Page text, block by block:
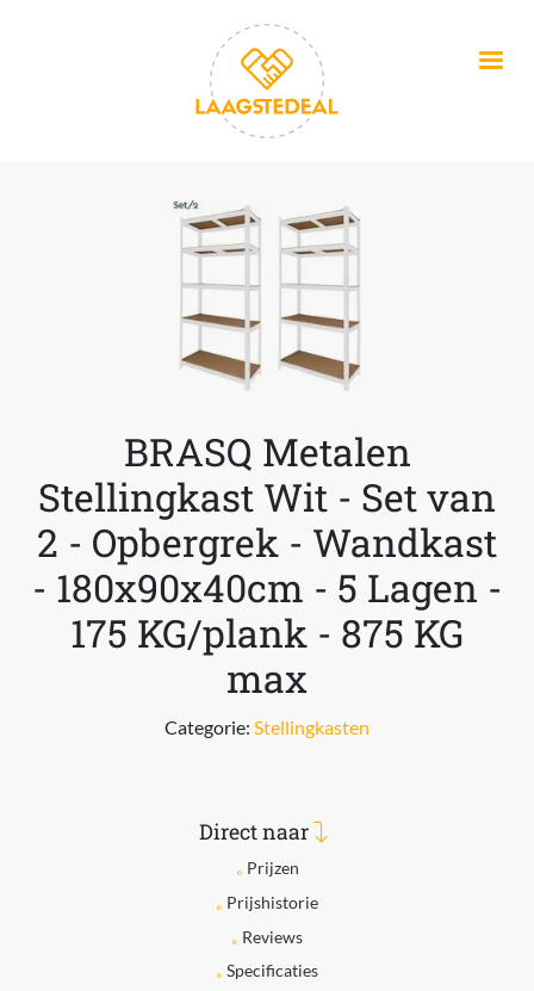
BRASQ Metalen
Stellingkast Wit - Set van
2 - Opbergrek - Wandkast
- 180x90x40cm - 5 Lagen -
175 KG/plank - 875 KG
max
Categorie: Stellingkasten
Direct naar
Prijzen
Prijshistorie
Reviews
Specificaties